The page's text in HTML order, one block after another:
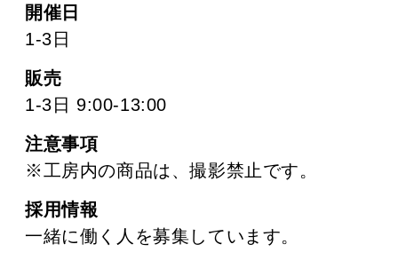
開催日
1-3日
販売
1-3日 9:00-13:00
注意事項
※工房内の商品は、撮影禁止です。
採用情報
一緒に働く人を募集しています。